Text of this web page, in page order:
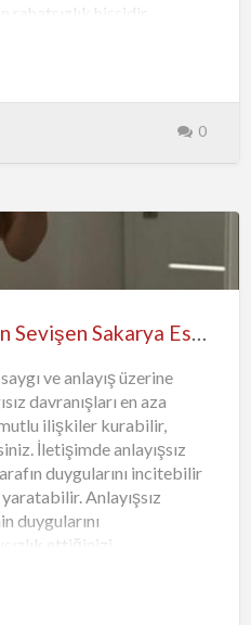
rahatsızlık hissidir.
özsaygıyla, güvensizlikle
ilişkilendirilir.
Kontrolcü tutumlar,
kararlarını sorgulama veya
saygıyla karşılaması
tutumlar, ilişkide
Bu tür davranışla…
0
Sıcak Bir Deneyim İçin Sevişen Sakarya Escort Özlem
ve anlayış üzerine
davranışları en aza
ilişkiler kurabilir,
İletişimde anlayışsız
duygularını incitebilir
Anlayışsız
duygularını
ettiğinizi
ifade kullanmak, karşı
gösterebilir. Bu tür ifadeler,